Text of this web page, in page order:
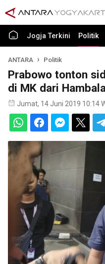
Jogja Terkini Politik
ANTARA Politik
Prabowo tonton
di MK dari
Jumat, 14 Juni 2019 10:14